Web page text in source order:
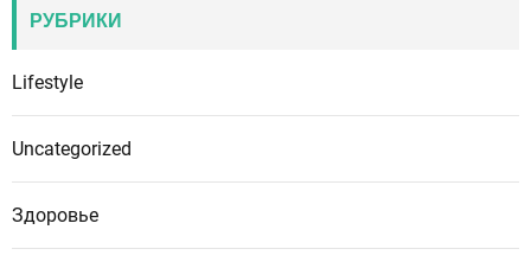
РУБРИКИ
Lifestyle
Uncategorized
Здоровье